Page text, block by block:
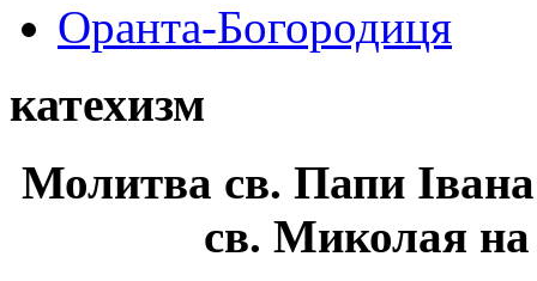
Оранта-Богородиця
катехизм
Молитва св. Папи
св. Миколая на